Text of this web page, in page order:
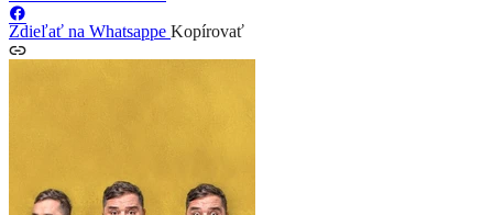
Zdieľať na Whatsappe Kopírovať